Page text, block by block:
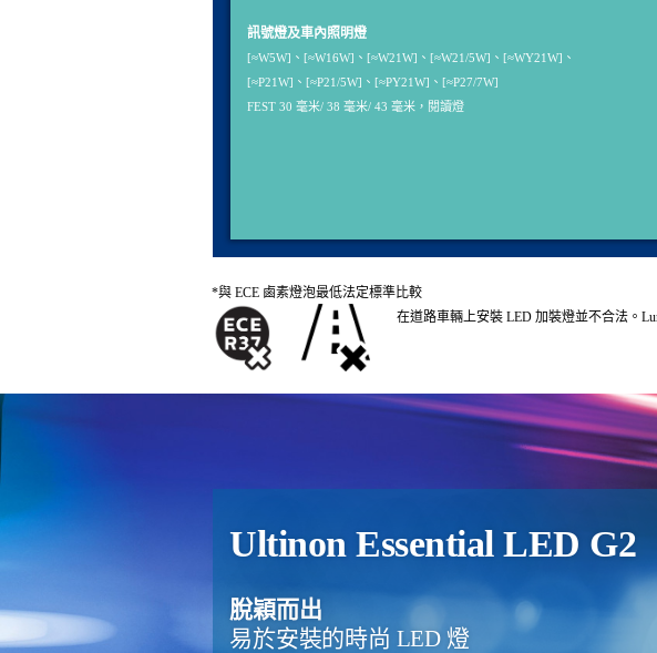
訊號燈及車內照明燈
[≈W5W]、[≈W16W]、[≈W21W]、[≈W21/5W]、[≈WY21W]、
[≈P21W]、[≈P21/5W]、[≈PY21W]、[≈P27/7W]
FEST 30 毫米/ 38 毫米/ 43 毫米，閱讀燈
*與 ECE 鹵素燈泡最低法定標準比較
在道路車輛上安裝 LED 加裝燈並不合法。
Ultinon Essential LED G2
脫穎而出
易於安裝的時尚 LED 燈